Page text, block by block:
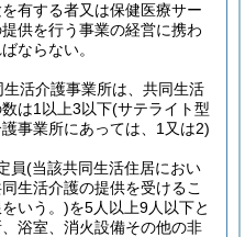
有する者又は保健医療サー
供を行う事業の経営に携わ
ならない。
活介護事業所は、共同生活
は1以上3以下(サテライト型
事業所にあっては、1又は2)
員(当該共同生活住居におい
生活介護の提供を受けるこ
いう。)を5人以上9人以下と
浴室、消火設備その他の非